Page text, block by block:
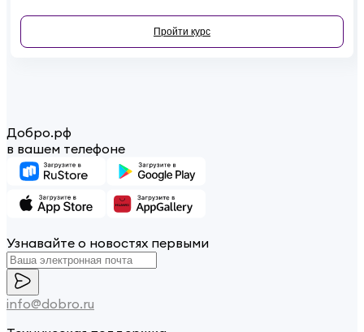
со СМИ? Все это — в новом курсе.
Пройти курс
Добро.рф
в вашем телефоне
Узнавайте о новостях первыми
info@dobro.ru